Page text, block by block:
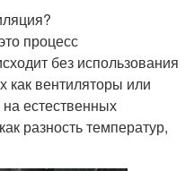
процесс
без использования
как вентиляторы или
естественных
разность температур,